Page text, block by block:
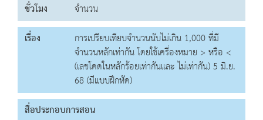
ชั่วโมง
จำนวน
เรื่อง
การเปรียบเทียบจำนวนนับไม่เกิน 1,000 ที่มี
จำนวนหลักเท่ากัน โดยใช้เครื่องหมาย > หรือ <
(เลขโดดในหลักร้อยเท่ากันและ ไม่เท่ากัน) 5 มิ.ย.
68 (มีแบบฝึกหัด)
สื่อประกอบการสอน